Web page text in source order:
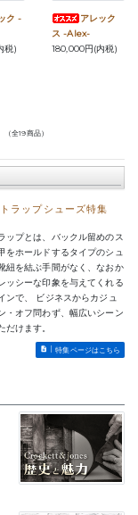
ク -
税)
アレック
ス -Alex-
180,000円(内税)
（全19商品）
ラップシューズ特集
ップとは、バックル留めのス
をホールドするタイプのシュ
紐を結ぶ手間がなく、なおか
ッシーな印象を与えてくれる
ンで、 ビジネスからカジュ
・オフ問わず、幅広いシーン
だけます。
特集ページはこちら